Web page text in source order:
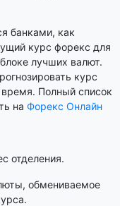
банками, как
курс форекс для
лучших валют.
курс
Полный список
на Форекс Онлайн
отделения.
обмениваемое